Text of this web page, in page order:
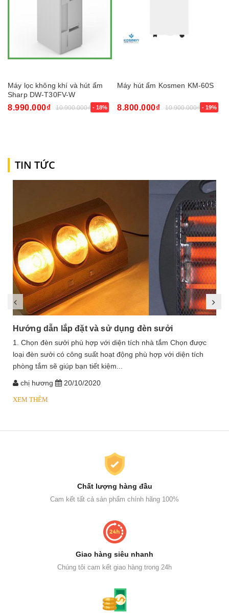
Máy lọc không khí và hút ẩm
Sharp DW-T30FV-W
(77m²/30lít)
8.990.000₫ 10.900.000₫ - 18%
Máy hút ẩm Kosmen KM-60S
8.800.000₫ 10.900.000₫ - 19%
TIN TỨC
Hướng dẫn lắp đặt và sử dụng đèn sưởi
1. Chọn đèn sưởi phù hợp với diện tích nhà tắm Chọn được
loại đèn sưởi có công suất hoạt động phù hợp với diện tích
phòng tắm sẽ giúp bạn tiết kiệm...
chị hương 20/10/2020
XEM THÊM
Chất lượng hàng đầu
Cam kết tất cả sản phẩm chính hãng 100%
Giao hàng siêu nhanh
Chúng tôi cam kết giao hàng trong 24h